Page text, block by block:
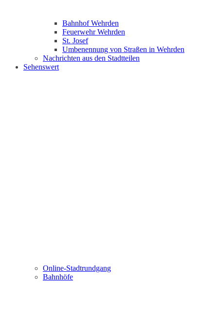
Bahnhof Wehrden
Feuerwehr Wehrden
St. Josef
Umbenennung von Straßen in Wehrden
Nachrichten aus den Stadtteilen
Sehenswert
Online-Stadtrundgang
Bahnhöfe